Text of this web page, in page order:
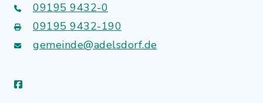
09195 9432-0
09195 9432-190
gemeinde@adelsdorf.de
facebook